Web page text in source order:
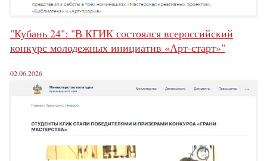
"Кубань 24": "В КГИК состоялся всероссийский
конкурс молодежных инициатив «Арт-старт»"
02.06.2026